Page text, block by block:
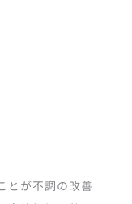
とが不調の改善